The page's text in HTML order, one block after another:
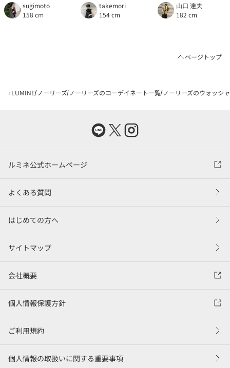
sugimoto
158 cm
takemori
154 cm
山口 達夫
182 cm
ページトップ
i LUMINE ノーリーズ ノーリーズのコーデイネート一覧 ノーリーズのウォッシ
ルミネ公式ホームページ
よくある質問
はじめての方へ
サイトマップ
会社概要
個人情報保護方針
ご利用規約
個人情報の取扱いに関する重要事項